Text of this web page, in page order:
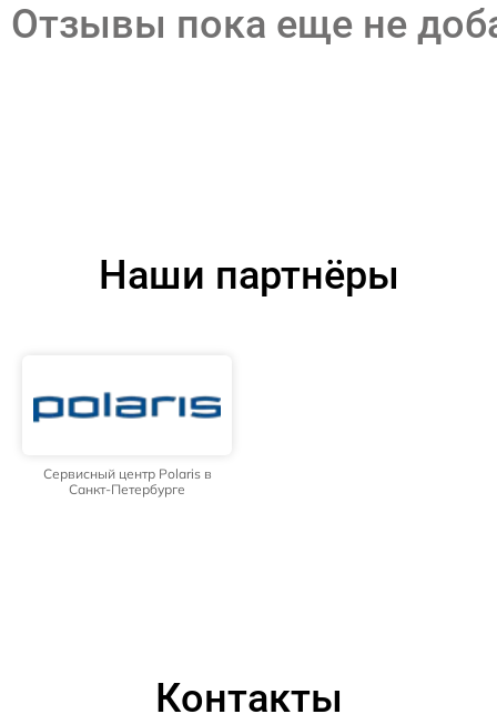
Отзывы пока еще не
Наши партнёры
Сервисный центр Polaris в
Санкт-Петербурге
Контакты